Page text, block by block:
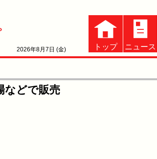
2026年8月7日 (金) トップ ニュース
どで販売